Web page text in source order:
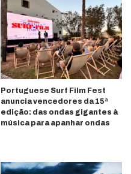
Portuguese Surf Film Fest
anuncia vencedores da 15ª
edição: das ondas gigantes à
música para apanhar ondas